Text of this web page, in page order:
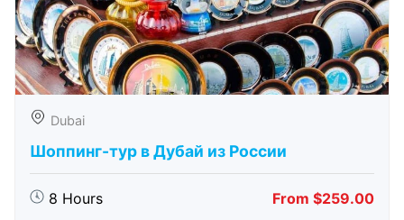
Dubai
Шоппинг-тур в Дубай из России
8 Hours From $259.00